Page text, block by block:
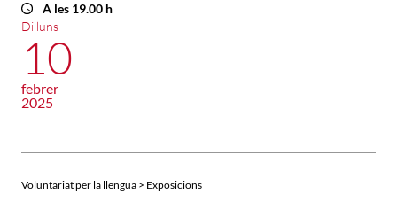
A les 19.00 h
Dilluns
10
febrer
2025
Voluntariat per la llengua > Exposicions